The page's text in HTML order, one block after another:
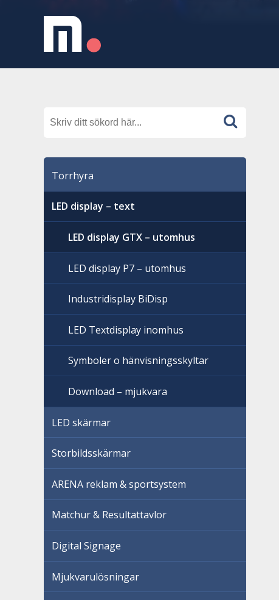
Torrhyra
LED display – text
LED display GTX – utomhus
LED display P7 – utomhus
Industridisplay BiDisp
LED Textdisplay inomhus
Symboler o hänvisningsskyltar
Download – mjukvara
LED skärmar
Storbildsskärmar
ARENA reklam & sportsystem
Matchur & Resultattavlor
Digital Signage
Mjukvarulösningar